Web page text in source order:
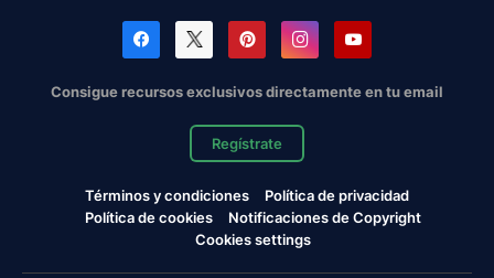
Consigue recursos exclusivos directamente en tu email
Regístrate
Términos y condiciones
Política de privacidad
Política de cookies
Notificaciones de Copyright
Cookies settings